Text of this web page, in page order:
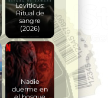
Leviticus:
Ritual de
sangre
(2026)
Nadie
duerme en